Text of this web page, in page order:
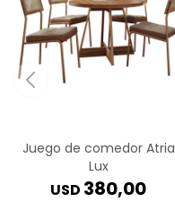
Juego de comedor Atria
Lux
USD 380,00